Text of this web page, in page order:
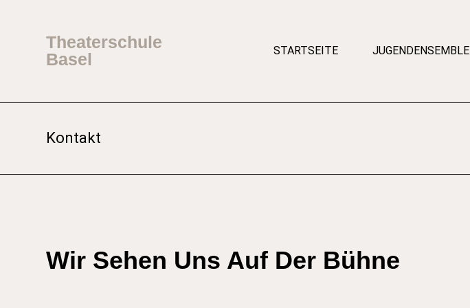
Theaterschule
Basel
STARTSEITE JUGENDENSEMBLE
Kontakt
Wir Sehen Uns Auf Der Bühne